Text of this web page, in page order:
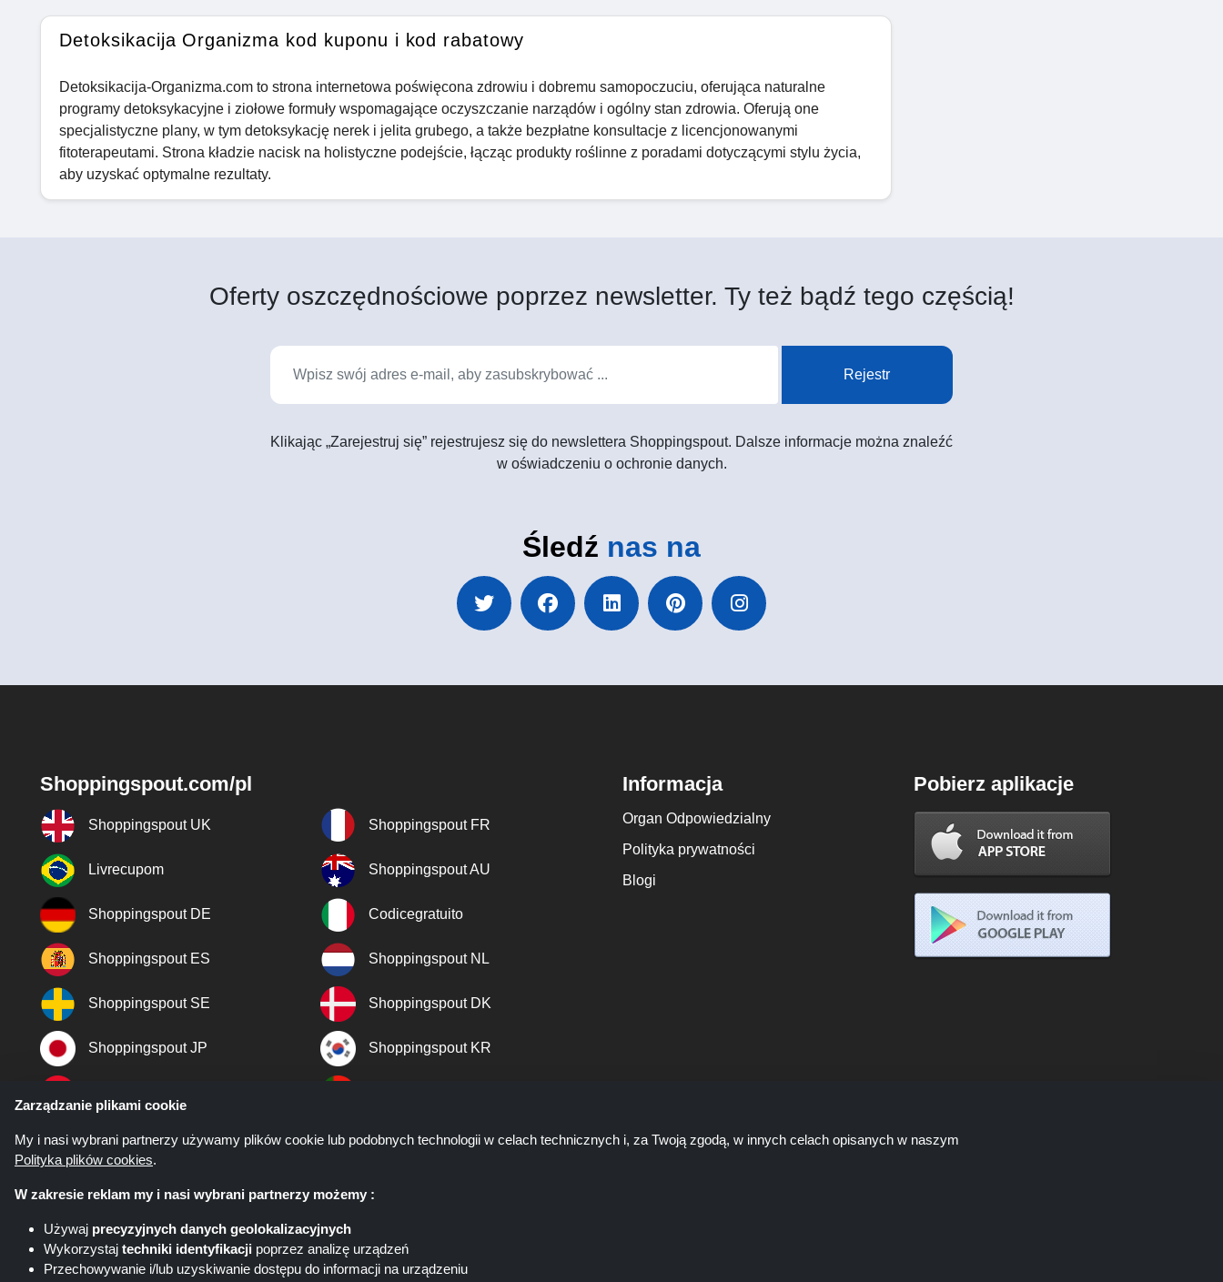
Detoksikacija Organizma kod kuponu i kod rabatowy
Detoksikacija‑Organizma.com to strona internetowa poświęcona zdrowiu i dobremu samopoczuciu, oferująca naturalne
programy detoksykacyjne i ziołowe formuły wspomagające oczyszczanie narządów i ogólny stan zdrowia. Oferują one
specjalistyczne plany, w tym detoksykację nerek i jelita grubego, a także bezpłatne konsultacje z licencjonowanymi
fitoterapeutami. Strona kładzie nacisk na holistyczne podejście, łącząc produkty roślinne z poradami dotyczącymi stylu życia,
aby uzyskać optymalne rezultaty.
Oferty oszczędnościowe poprzez newsletter. Ty też bądź tego częścią!
Rejestr
Klikając „Zarejestruj się” rejestrujesz się do newslettera Shoppingspout. Dalsze informacje można znaleźć
w oświadczeniu o ochronie danych.
Śledź nas na
Shoppingspout.com/pl
Shoppingspout UK Shoppingspout FR
Livrecupom Shoppingspout AU
Shoppingspout DE Codicegratuito
Shoppingspout ES Shoppingspout NL
Shoppingspout SE Shoppingspout DK
Shoppingspout JP Shoppingspout KR
Shoppingspout NO
Informacja
Organ Odpowiedzialny
Polityka prywatności
Blogi
Pobierz aplikacje
Zarządzanie plikami cookie
My i nasi wybrani partnerzy używamy plików cookie lub podobnych technologii w celach technicznych i, za Twoją zgodą, w innych celach opisanych w naszym
Polityka plików cookies.
W zakresie reklam my i nasi wybrani partnerzy możemy :
Używaj precyzyjnych danych geolokalizacyjnych
Wykorzystaj techniki identyfikacji poprzez analizę urządzeń
Przechowywanie i/lub uzyskiwanie dostępu do informacji na urządzeniu